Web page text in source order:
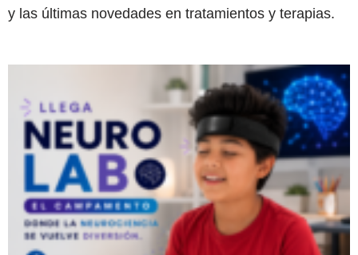
y las últimas novedades en tratamientos y terapias.